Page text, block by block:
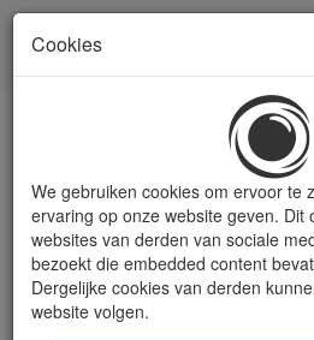
Cookies
We gebruiken cookies om ervoor te
ervaring op onze website geven. Dit
websites van derden van sociale
bezoekt die embedded content
Dergelijke cookies van derden
website volgen.
Controle kalibers voor
We leveren schroefdraadkalibers
goedkeur en afkeur voor de
alsook gladde penkalibers volgens